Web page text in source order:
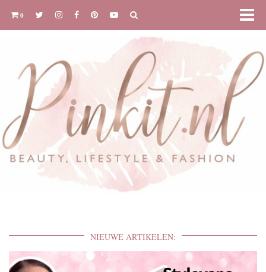
0
NIEUWE ARTIKELEN: